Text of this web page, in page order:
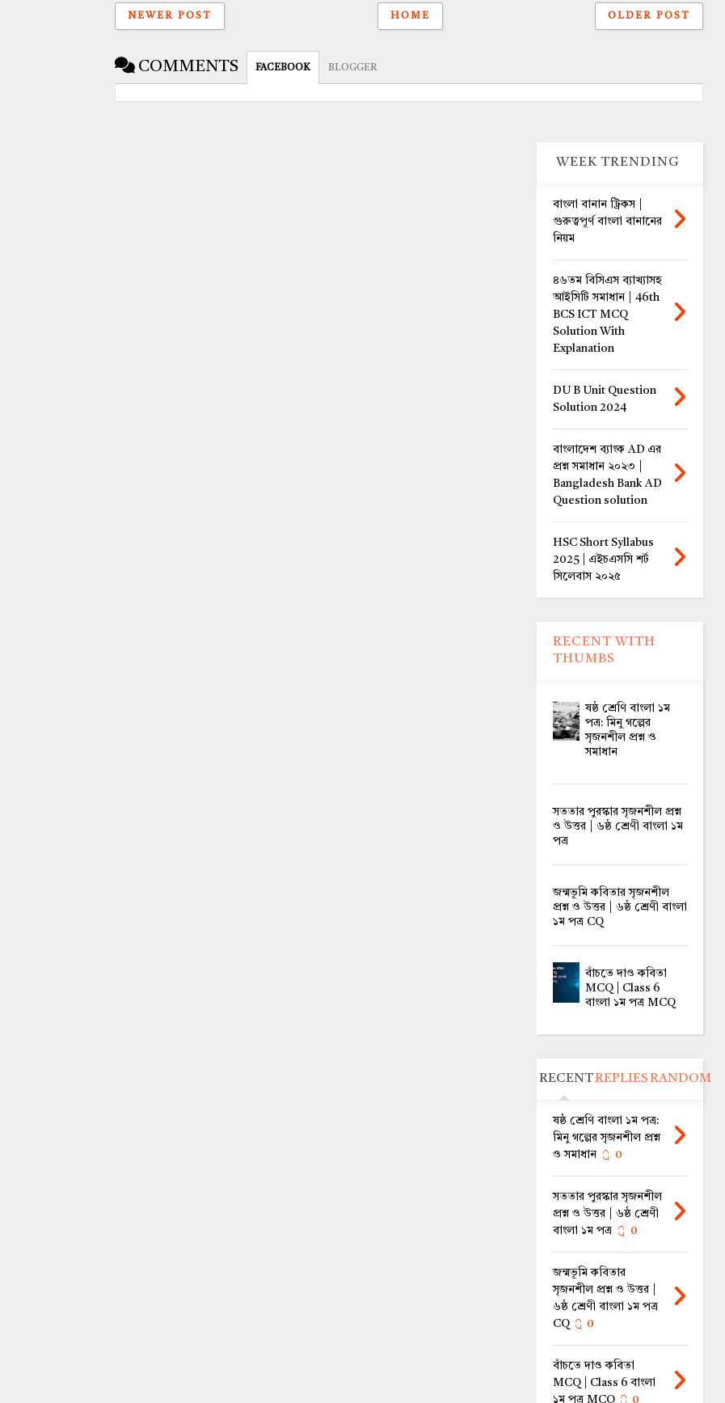
NEWER POST OLDER POST
HOME
COMMENTS FACEBOOK BLOGGER
WEEK TRENDING
বাংলা বানান ট্রিকস |
গুরুত্বপূর্ণ বাংলা বানানের
নিয়ম
৪৬তম বিসিএস ব্যাখ্যাসহ
আইসিটি সমাধান | 46th
BCS ICT MCQ
Solution With
Explanation
DU B Unit Question
Solution 2024
বাংলাদেশ ব্যাংক AD এর
প্রশ্ন সমাধান ২০২৩ |
Bangladesh Bank AD
Question solution
HSC Short Syllabus
2025 | এইচএসসি শর্ট
সিলেবাস ২০২৫
RECENT WITH
THUMBS
ষষ্ঠ শ্রেণি বাংলা ১ম
পত্র: মিনু গল্পের
সৃজনশীল প্রশ্ন ও
সমাধান
সততার পুরস্কার সৃজনশীল প্রশ্ন
ও উত্তর | ৬ষ্ঠ শ্রেণী বাংলা ১ম
পত্র
জন্মভূমি কবিতার সৃজনশীল
প্রশ্ন ও উত্তর | ৬ষ্ঠ শ্রেণী বাংলা
১ম পত্র CQ
বাঁচতে দাও কবিতা
MCQ | Class 6
বাংলা ১ম পত্র MCQ
RECENTREPLIES RANDOM
ষষ্ঠ শ্রেণি বাংলা ১ম পত্র:
মিনু গল্পের সৃজনশীল প্রশ্ন
ও সমাধান
0
সততার পুরস্কার সৃজনশীল
প্রশ্ন ও উত্তর | ৬ষ্ঠ শ্রেণী
বাংলা ১ম পত্র
0
জন্মভূমি কবিতার
সৃজনশীল প্রশ্ন ও উত্তর |
৬ষ্ঠ শ্রেণী বাংলা ১ম পত্র
CQ
0
বাঁচতে দাও কবিতা
MCQ | Class 6 বাংলা
১ম পত্র MCQ
0